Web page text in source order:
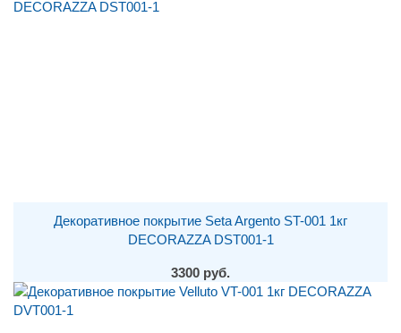
Декоративное покрытие Seta Argento ST-001 1кг
DECORAZZA DST001-1
3300 руб.